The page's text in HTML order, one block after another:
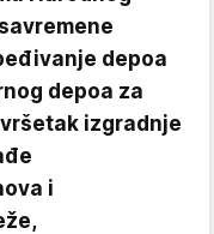
depoa
depoa za
izgradnje
i